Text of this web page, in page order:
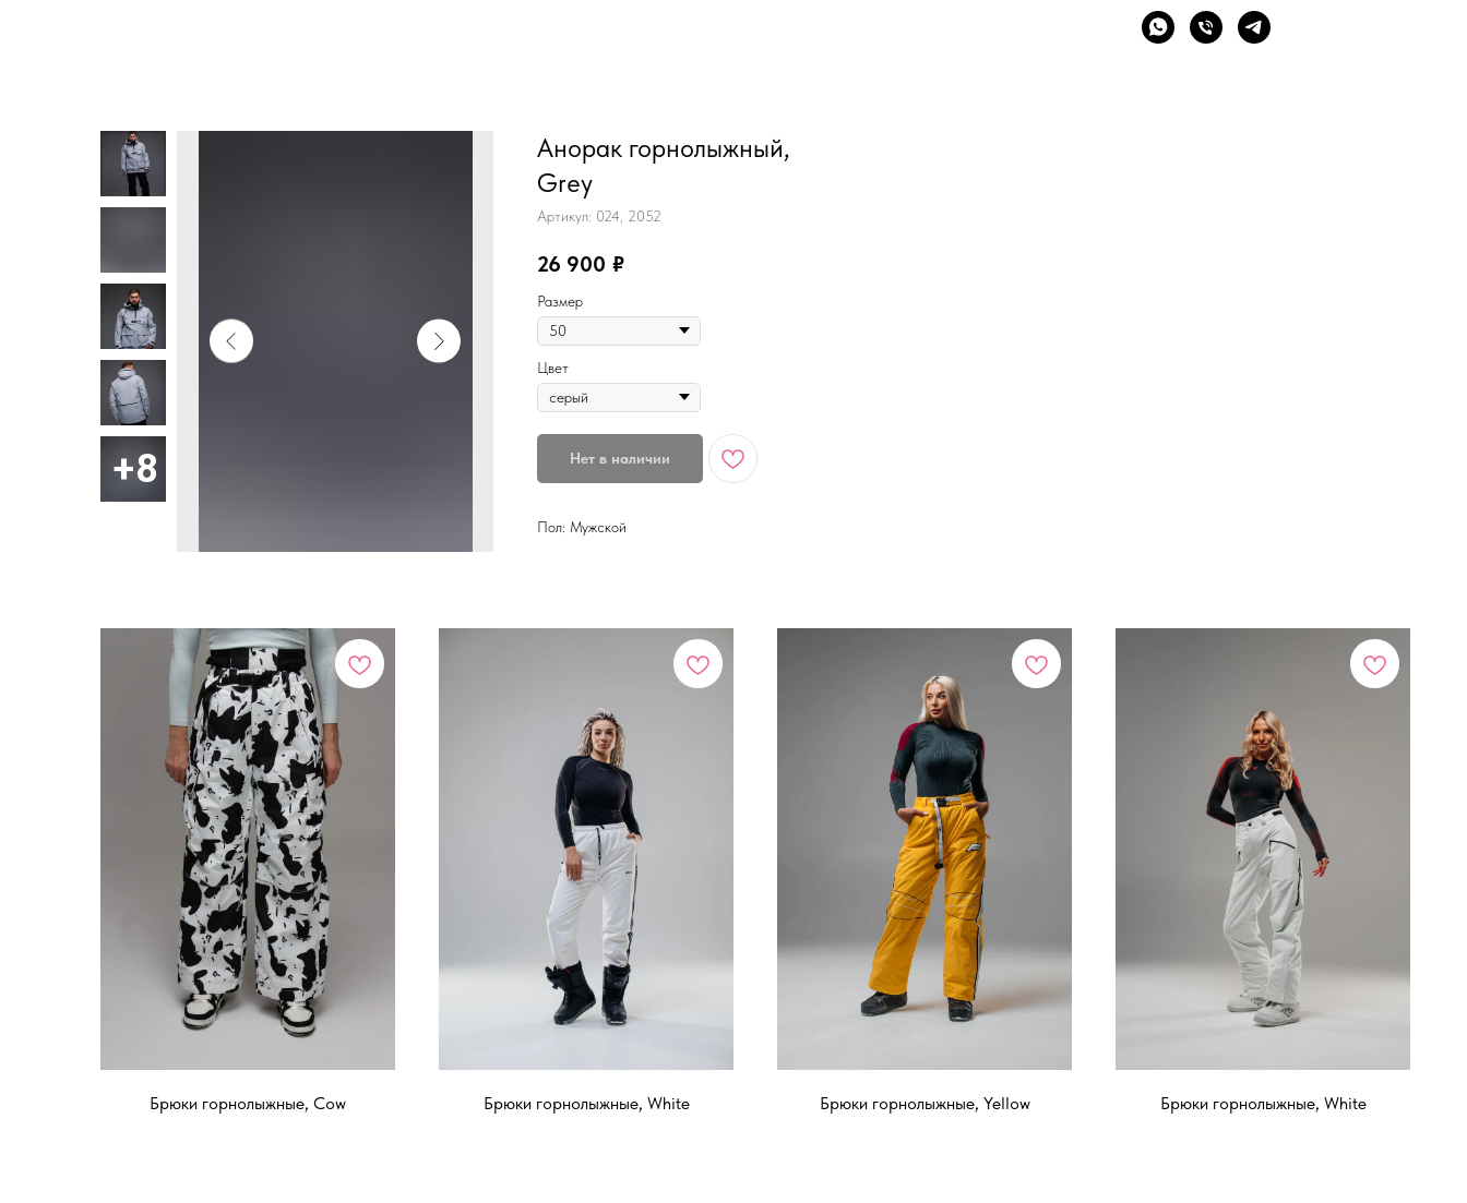
Анорак горнолыжный,
Grey
Артикул: 024, 2052
26 900 ₽
Размер
Цвет
Нет в наличии
Пол: Мужской
Брюки горнолыжные, Cow Брюки горнолыжные, White Брюки горнолыжные, Yellow Брюки горнолыжные, White